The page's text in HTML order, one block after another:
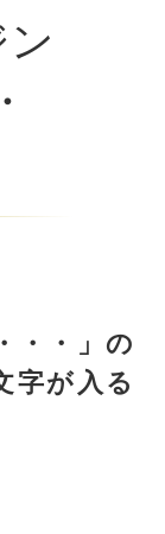
・・」の
字が入る